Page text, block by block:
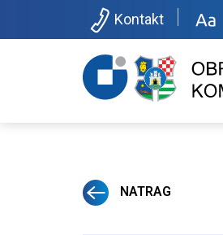
Kontakt
NATRAG